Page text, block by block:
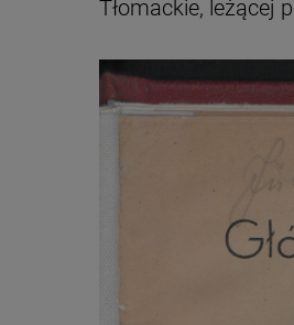
Tłomackie, leżącej